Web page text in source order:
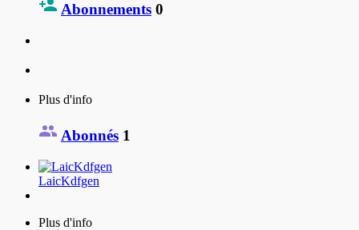
Abonnements 0
Plus d'info
Abonnés 1
LaicKdfgen
Plus d'info